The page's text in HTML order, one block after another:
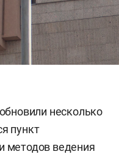
несколько
пункт
методов ведения